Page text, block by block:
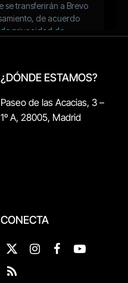
¿DÓNDE ESTAMOS?
Paseo de las Acacias, 3 –
1º A, 28005, Madrid
CONECTA
X
(Twitter)
InstagramFacebookYouTube
RSS